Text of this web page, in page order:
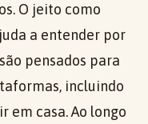
O jeito como
a entender por
pensados para
incluindo
em casa. Ao longo